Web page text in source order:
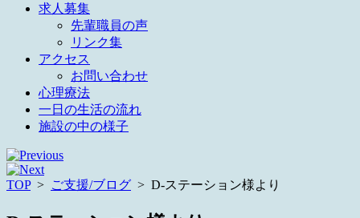
求人募集
先輩職員の声
リンク集
アクセス
お問い合わせ
心理療法
一日の生活の流れ
施設の中の様子
TOP> ご支援/ブログ > D-ステーション様より